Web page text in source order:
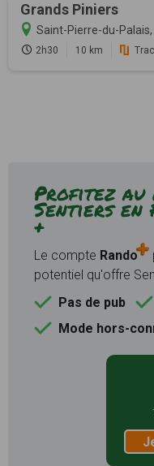
Grands Piniers
Saint-Pierre-du-
2h30 10 km
Profitez au
Sentiers en
+
Le compte Rando
potentiel qu'offre
Pas de pub
Mode hors-